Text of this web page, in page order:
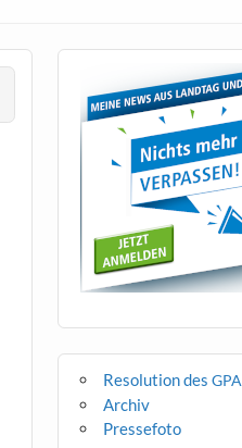
Resolution desGPA
Archiv
Pressefoto